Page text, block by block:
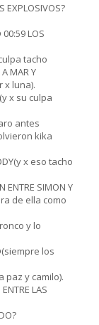
EXPLOSIVOS?
00:59 LOS
tacho
MAR Y
x luna).
x su culpa
antes
kika
x eso tacho
ENTRE SIMON Y
de ella como
y lo
los
paz y camilo).
LAS